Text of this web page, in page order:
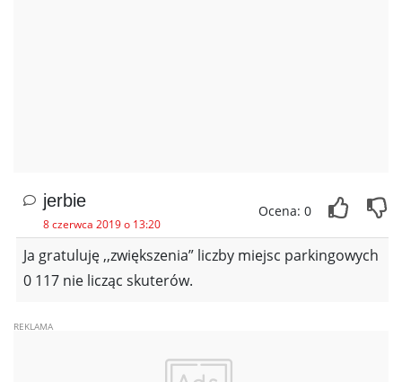
jerbie
8 czerwca 2019 o 13:20
Ocena: 0
Ja gratuluję ,,zwiększenia” liczby miejsc parkingowych
0 117 nie licząc skuterów.